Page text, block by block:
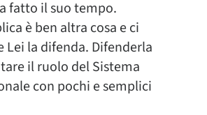
fatto il suo tempo.
è ben altra cosa e ci
Lei la difenda. Difenderla
il ruolo del Sistema
con pochi e semplici